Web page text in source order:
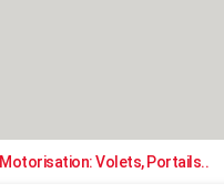
Motorisation: Volets, Portails..